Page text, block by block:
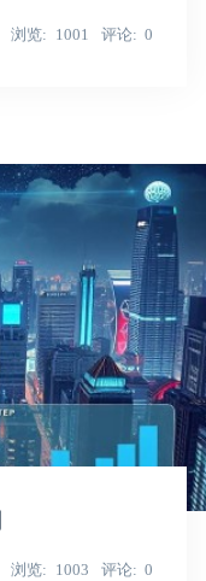
浏览 1001 评论 0
浏览 1003 评论 0